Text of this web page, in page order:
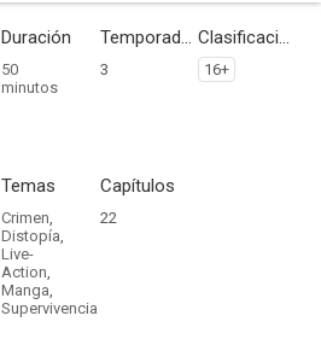
Duración
50
minutos
Temporadas
3
Clasificación por edades
16+
Temas
Crimen,
Distopía,
Live-
Action,
Manga,
Supervivencia
Capítulos
22